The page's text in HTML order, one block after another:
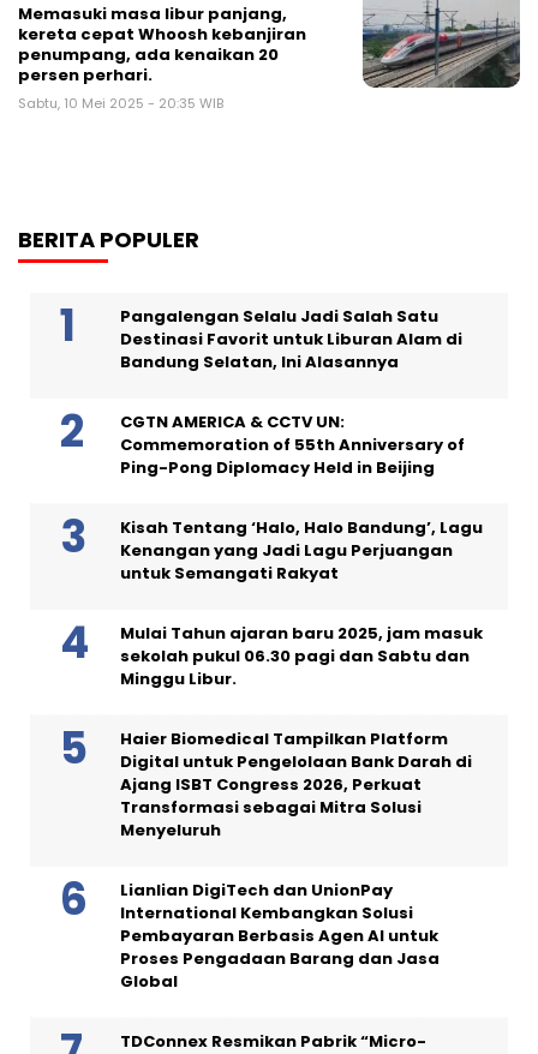
Memasuki masa libur panjang,
kereta cepat Whoosh kebanjiran
penumpang, ada kenaikan 20
persen perhari.
Sabtu, 10 Mei 2025 - 20:35 WIB
BERITA POPULER
Pangalengan Selalu Jadi Salah Satu
Destinasi Favorit untuk Liburan Alam di
Bandung Selatan, Ini Alasannya
CGTN AMERICA & CCTV UN:
Commemoration of 55th Anniversary of
Ping-Pong Diplomacy Held in Beijing
Kisah Tentang ‘Halo, Halo Bandung’, Lagu
Kenangan yang Jadi Lagu Perjuangan
untuk Semangati Rakyat
Mulai Tahun ajaran baru 2025, jam masuk
sekolah pukul 06.30 pagi dan Sabtu dan
Minggu Libur.
Haier Biomedical Tampilkan Platform
Digital untuk Pengelolaan Bank Darah di
Ajang ISBT Congress 2026, Perkuat
Transformasi sebagai Mitra Solusi
Menyeluruh
Lianlian DigiTech dan UnionPay
International Kembangkan Solusi
Pembayaran Berbasis Agen AI untuk
Proses Pengadaan Barang dan Jasa
Global
TDConnex Resmikan Pabrik “Micro-